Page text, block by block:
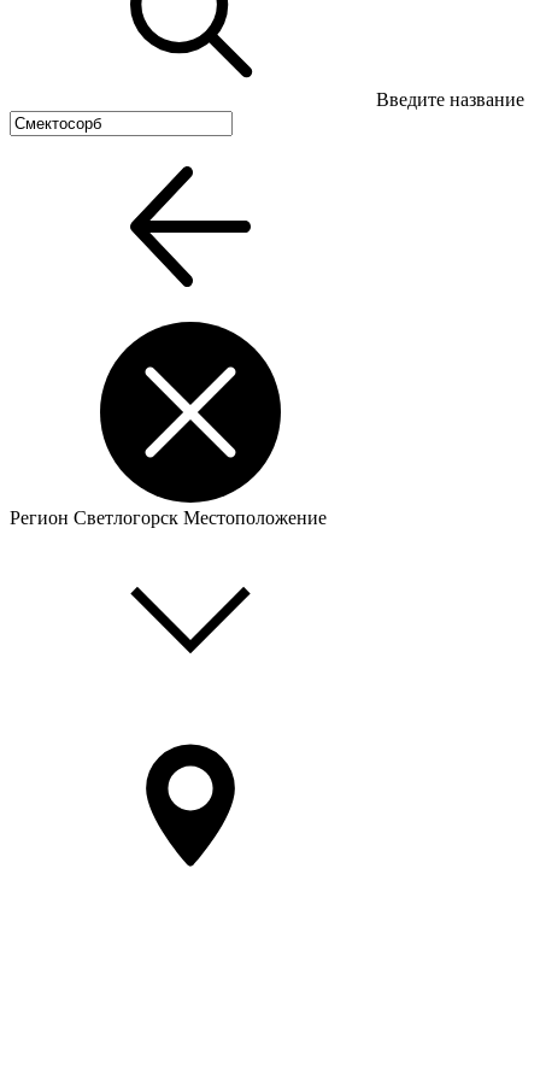
Введите название
Регион Светлогорск Местоположение